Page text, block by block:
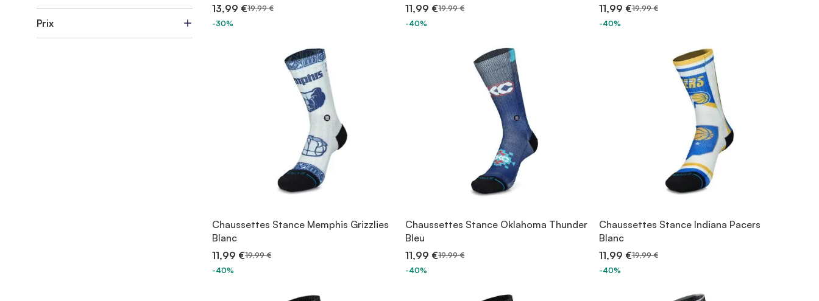
13,99 €19,99 €
-30%
11,99 €19,99 €
-40%
11,99 €19,99 €
-40%
Chaussettes Stance Memphis Grizzlies
Blanc
11,99 €19,99 €
-40%
Chaussettes Stance Oklahoma Thunder
Bleu
11,99 €19,99 €
-40%
Chaussettes Stance Indiana Pacers
Blanc
11,99 €19,99 €
-40%
Prix